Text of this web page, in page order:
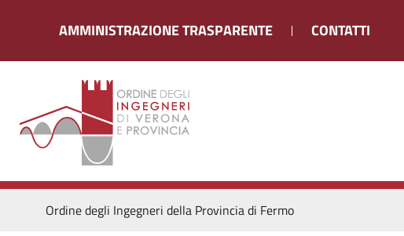
AMMINISTRAZIONE TRASPARENTE CONTATTI
Ordine degli Ingegneri della Provincia di Fermo